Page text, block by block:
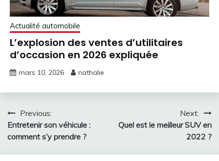
Actualité automobile
L’explosion des ventes d’utilitaires
d’occasion en 2026 expliquée
mars 10, 2026 nathalie
Navigation
de
l’article
Previous:
Entretenir son véhicule :
comment s’y prendre ?
Next:
Quel est le meilleur SUV en
2022 ?